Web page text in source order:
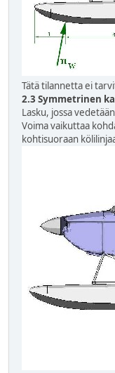
Tätä tilannetta ei
2.3 Symmetrinen
Lasku, jossa
Voima vaikuttaa
kohtisuoraan